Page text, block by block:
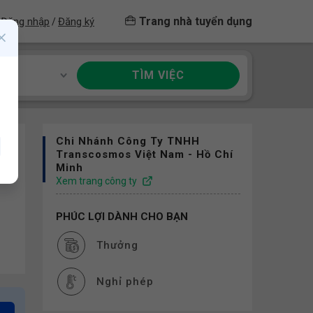
Đăng nhập / Đăng ký Trang nhà tuyển dụng
TÌM VIỆC
Chi Nhánh Công Ty TNHH
Transcosmos Việt Nam - Hồ Chí
Minh
Xem trang công ty
PHÚC LỢI DÀNH CHO BẠN
Thưởng
Nghỉ phép